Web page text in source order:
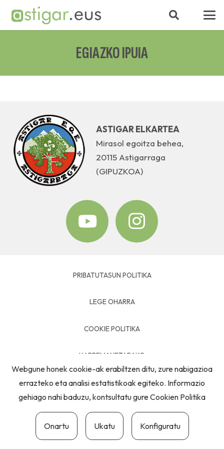
EGIAZKO IPUIA
ASTIGAR ELKARTEA
Mirasol egoitza behea,
20115 Astigarraga
(GIPUZKOA)
PRIBATUTASUN POLITIKA
LEGE OHARRA
COOKIE POLITIKA
HARREMANETARAKO
Webgune honek cookie-ak erabiltzen ditu, zure nabigazioa
errazteko eta analisi estatistikoak egiteko. Informazio
gehiago nahi baduzu, kontsultatu gureCookien Politika
Onartu Ukatu Konfiguratu